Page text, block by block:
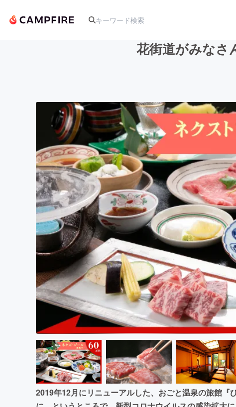
アート・写真
テクノロジー・ガジェット
映像・映画
ビジネス・起業
まちづくり・地域活性化
花街道がみなさ
2019年12月にリニューアルした、おごと温泉の旅館『